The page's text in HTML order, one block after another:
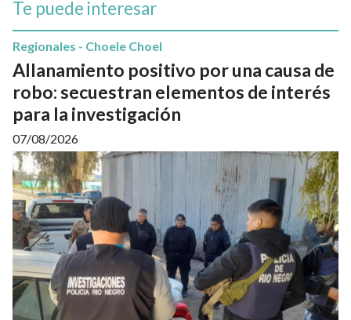
Te puede interesar
Allanamiento positivo por una causa de
robo: secuestran elementos de interés
para la investigación
Regionales - Choele Choel
07/08/2026